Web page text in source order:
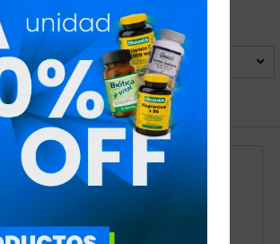
PROTEÍNA
PRECIO($)